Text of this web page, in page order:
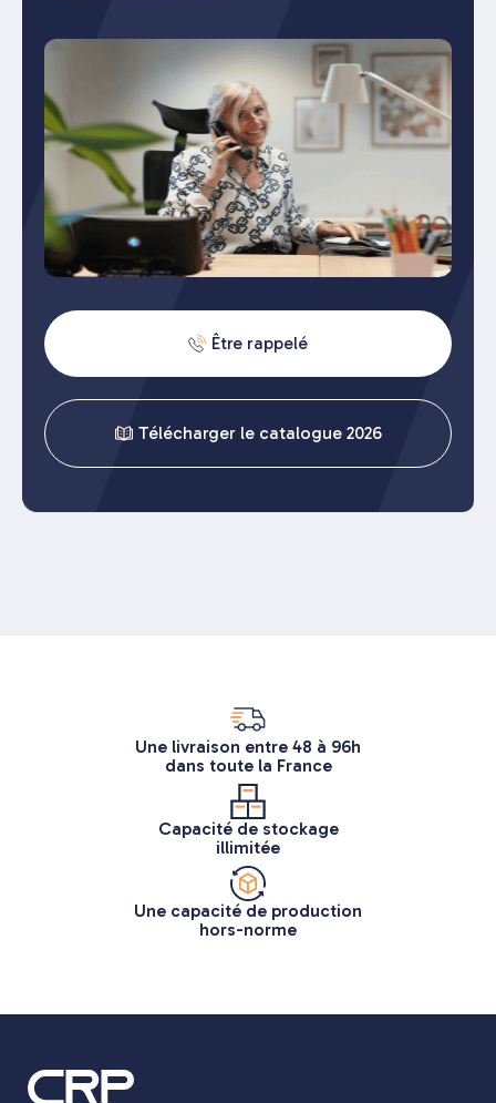
Être rappelé
Télécharger le catalogue 2026
Une livraison entre 48 à 96h
dans toute la France
Capacité de stockage
illimitée
Une capacité de production
hors-norme